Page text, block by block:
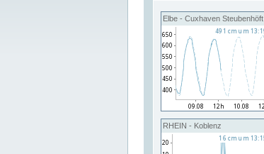
Elbe - Cuxhaven Steubenhöft
RHEIN - Koblenz